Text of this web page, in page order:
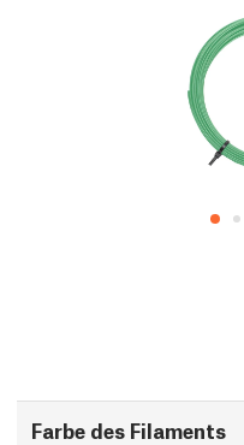
Farbe des Filaments